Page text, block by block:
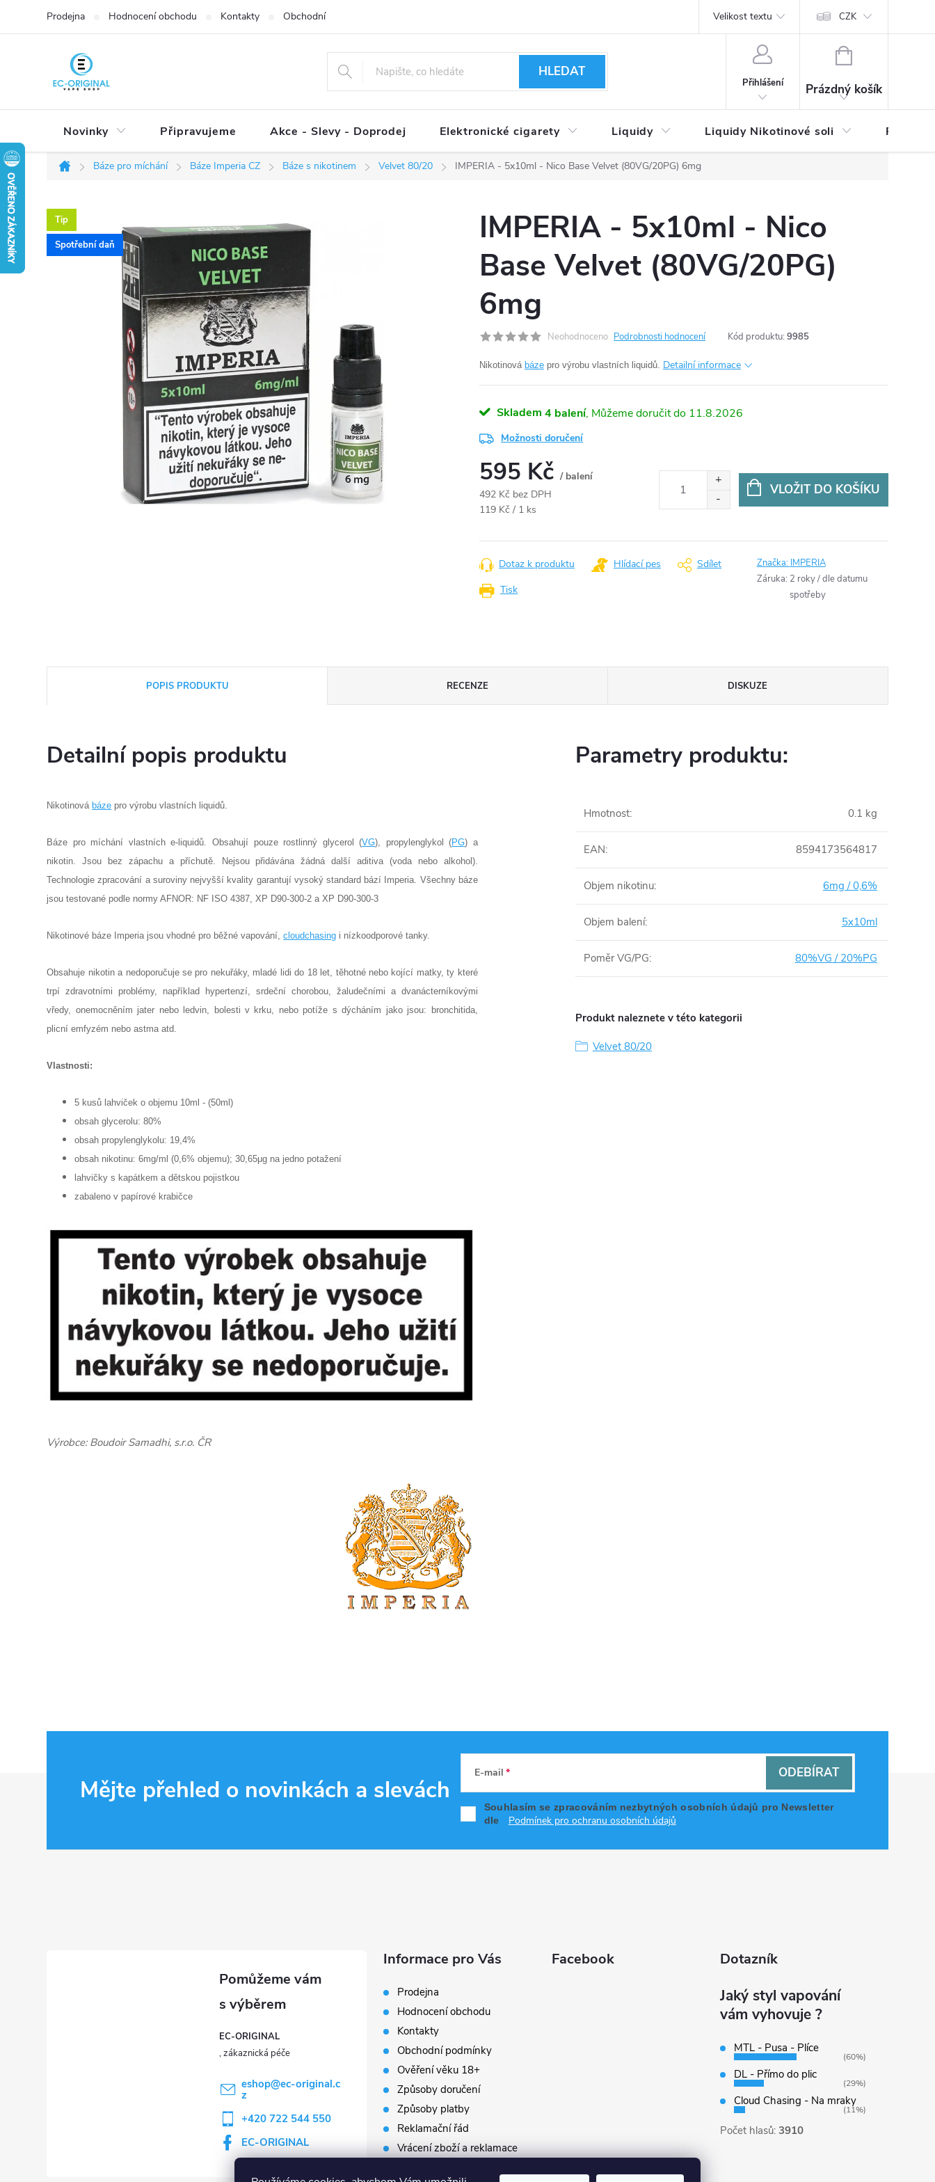
Prodejna Hodnocení obchodu Kontakty Obchodní podmínky Reklamační řád Vrácení zboží a reklamace
Velikost textu CZK
HLEDAT
Přihlášení
NÁKUPNÍ
Prázdný košík
Novinky Připravujeme Akce - Slevy - Doprodej Elektronické cigarety Liquidy Liquidy Nikotinové soli
Domů
Báze pro míchání Báze Imperia CZ Báze s nikotinem Velvet 80/20 IMPERIA - 5x10ml - Nico Base Velvet (80VG/20PG) 6mg
Tip
Spotřební daň
IMPERIA - 5x10ml - Nico
Base Velvet (80VG/20PG)
6mg
Neohodnoceno Podrobnosti hodnocení Kód produktu: 9985
Nikotinová báze pro výrobu vlastních liquidů. Detailní informace
Skladem 4 balení 11.8.2026
Možnosti doručení
595 Kč / balení
492 Kč bez DPH
Měrná
119 Kč / 1 ks
VLOŽIT DO KOŠÍKU
Tisk
Dotaz k produktu Hlídací pes Sdílet Značka: IMPERIA
Záruka: 2 roky / dle datumu
spotřeby
POPIS PRODUKTU RECENZE DISKUZE
Detailní popis produktu
Nikotinová báze pro výrobu vlastních liquidů.
Báze pro míchání vlastních e-liquidů. Obsahují pouze rostlinný glycerol (VG), propylenglykol (PG) a
nikotin. Jsou bez zápachu a příchutě. Nejsou přidávána žádná další aditiva (voda nebo alkohol).
Technologie zpracování a suroviny nejvyšší kvality garantují vysoký standard bází Imperia. Všechny báze
jsou testované podle normy AFNOR: NF ISO 4387, XP D90-300-2 a XP D90-300-3
Nikotinové báze Imperia jsou vhodné pro běžné vapování,cloudchasing i nízkoodporové tanky.
Obsahuje nikotin a nedoporučuje se pro nekuřáky, mladé lidi do 18 let, těhotné nebo kojící matky, ty které
trpí zdravotními problémy, například hypertenzí, srdeční chorobou, žaludečními a dvanácterníkovými
vředy, onemocněním jater nebo ledvin, bolesti v krku, nebo potíže s dýcháním jako jsou: bronchitida,
plicní emfyzém nebo astma atd.
Vlastnosti:
5 kusů lahviček o objemu 10ml - (50ml)
obsah glycerolu: 80%
obsah propylenglykolu: 19,4%
obsah nikotinu: 6mg/ml (0,6% objemu); 30,65μg na jedno potažení
lahvičky s kapátkem a dětskou pojistkou
zabaleno v papírové krabičce
Výrobce: Boudoir Samadhi, s.r.o. ČR
Parametry produktu:
Hmotnost: 0.1 kg
EAN: 8594173564817
Objem nikotinu: 6mg / 0,6%
Objem balení: 5x10ml
Poměr VG/PG: 80%VG / 20%PG
Produkt naleznete v této kategorii
Velvet 80/20
Mějte přehled o novinkách a slevách
E-mail
Souhlasím se zpracováním nezbytných osobních údajů pro Newsletter
dle
Podmínek pro ochranu osobních údajů
ODEBÍRAT
EC-ORIGINAL
eshop@ec-original.c
z
+420 722 544 550
EC-ORIGINAL
Informace pro Vás
Prodejna
Hodnocení obchodu
Kontakty
Obchodní podmínky
Ověření věku 18+
Způsoby doručení
Způsoby platby
Reklamační řád
Vrácení zboží a reklamace
Facebook Dotazník
Jaký styl vapování
vám vyhovuje ?
MTL - Pusa - Plíce
(60%)
DL - Přímo do plic
(29%)
Cloud Chasing - Na mraky
(11%)
Počet hlasů: 3910